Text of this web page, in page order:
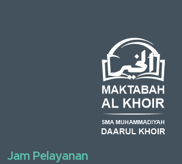
Jam Pelayanan